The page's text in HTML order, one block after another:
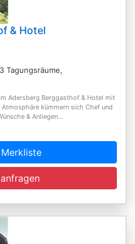
& Hotel
Tagungsräume,
Adersberg Berggasthof & Hotel mit
kümmern sich Chef und
& Anliegen...